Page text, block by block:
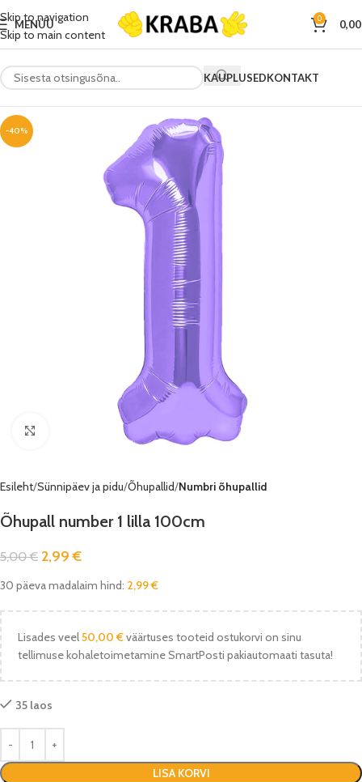
Skip to navigation
Skip to main content
MENÜÜ 0
KAUPLUSEDKONTAKT
-40%
Esileht Sünnipäev ja pidu Õhupallid Numbri õhupallid
Õhupall number 1 lilla 100cm
5,00€ 2,99€
30 päeva madalaim hind: 2,99€
Lisades veel50,00 €väärtuses tooteid ostukorvi on sinu
tellimuse kohaletoimetamine SmartPosti pakiautomaati tasuta!
35 laos
LISA KORVI